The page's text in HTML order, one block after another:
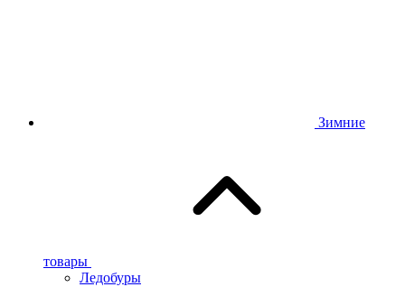
Зимние
товары
Ледобуры